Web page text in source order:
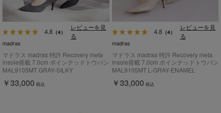
4.8 （4）
レビューを見
る
madras
マドラス madras 特許 Recovery meta
insole搭載 7.0cm ポインテッドトウパン
プス MAL9105MT
MAL9105MT GRAY-SILKY
￥33,000 税込
4.8 （4）
レビューを見
る
madras
マドラス madras 特許 Recovery meta
insole搭載 7.0cm ポインテッドトウパン
プス MAL9105MT
MAL9105MT L-GRAY-ENAMEL
￥33,000 税込